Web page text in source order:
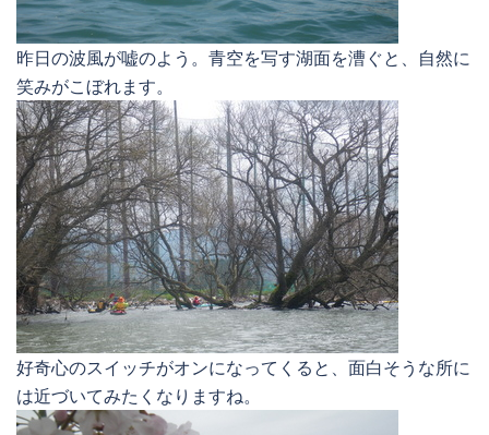
昨日の波風が嘘のよう。青空を写す湖面を漕ぐと、自然に
笑みがこぼれます。
好奇心のスイッチがオンになってくると、面白そうな所に
は近づいてみたくなりますね。